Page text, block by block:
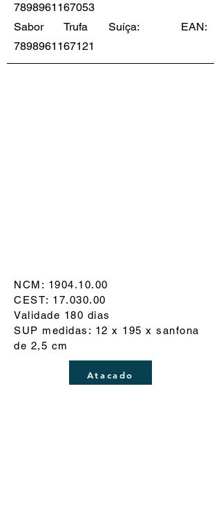
7898961167053
Sabor Trufa Suíça: EAN:
7898961167121
NCM: 1904.10.00
CEST: 17.030.00
Validade 180 dias
SUP medidas: 12 x 195 x sanfona
de 2,5 cm
Atacado